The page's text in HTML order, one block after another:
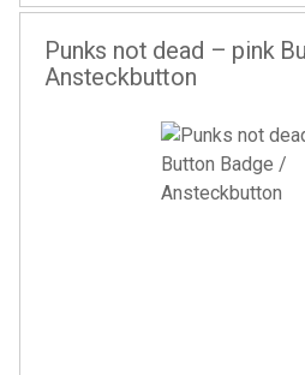
Punks not dead – pink
Ansteckbutton